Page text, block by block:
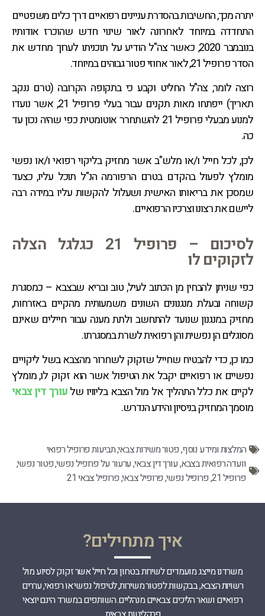
יתרה מכך, החשיבות בהסדרת עניינים רפואיים דרך כלים משפטיים
התחדדה במיוחד לאחרונה לאור שינוי חדש שהוכרז אודותיו
בנובמבר 2020, כאשר צה"ל הודיע על תוכניתו לערוך מחדש את
הסדר פרופיל 21, לאור אחוזי פטור גבוהים במיוחד.
רוצה לומר, צה"ל החליט וקבע כי בתקופה הקרובה (טרם ננקב
תאריך) ייפתחו מאות תקנים עבור בעלי פרופיל 21, אשר נועדו
למנוע מבעלי פרופיל 21 להשתחרר אוטומטית כפי שהיה נכון עד
כה.
לכן, לכל חייל ו/או מלש"ב אשר מחזיק בליקוי רפואי ו/או נפשי
מומלץ לפעול בהקדם בטרם הרפורמה הנ"ל תוכל עליו, כצעד
שמסכן את בריאותו האישית ושעלול להקשות עליו במידה רבה
ליישם את רצונו וצרכיו הרפואיים.
לסיכום – פרופיל 21 כגלגל הצלה
לזקוקים לו
כפי שניתן להבחין מן הכתוב לעיל, טוב ובריא שבצבא – כמסגרת
קשוחה ובעלת מנגנונים השונים משמעותית מהקיים באזרחות,
מחזיק במנגנון שנועד להתחשב ולתת מענה עבור חיילים שאינם
מסוגלים הן נפשית והן רפואית לשרת במסגרתו.
כמו כן, כדי להבטיח שחייל שזקוק לשחרור מהצבא בשל ליקויים
נפשיים או רפואיים יקבל את הטיפול אשר הוא זקוק לו, מומלץ
לקיים את כלל התהליך אל מול הצבא בליוויו שלעורך דין צבאי
מוסמך המחזיק בניסיון והידע הנדרש.
המלצות ומידע נוסף,פטור משירות צבאי,תביעות פרופיל רפואי
וועדה רפואית בצבא,עורך דין צבאי,ערעור על פרופיל נפשי,פטור נפשי,
פרופיל 21
,פרופיל נפשי,פרופיל צבאי,פרופיל צבאי 21
איך מתחילים?
משרדנו מייצג מועמדים לשירות בטחון וכל חייל אשר זקוק לסיוע מול
רשויות הצבא, בבקשות לפטור משירות, לטיפול נפשי או רפואי, עררים
רפואיים ושאר הליכים צבאיים מנהליים. השותפים במשרד הינם יוצאי